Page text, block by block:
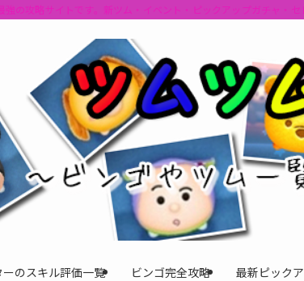
強の攻略サイトです。新ツム・イベント・ピックアップガチャ
のスキル評価一覧 ビンゴ完全攻略 最新ピック